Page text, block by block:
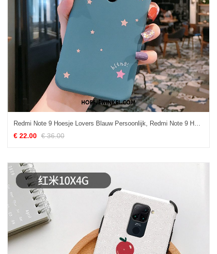
Redmi Note 9 Hoesje Lovers Blauw Persoonlijk, Redmi Note 9 Hoesje Mini Ster Beige
€ 22.00 € 36.00